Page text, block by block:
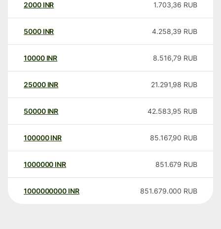
2000 INR 1.703,36 RUB
5000 INR 4.258,39 RUB
10000 INR 8.516,79 RUB
25000 INR 21.291,98 RUB
50000 INR 42.583,95 RUB
100000 INR 85.167,90 RUB
1000000 INR 851.679 RUB
1000000000 INR 851.679.000 RUB